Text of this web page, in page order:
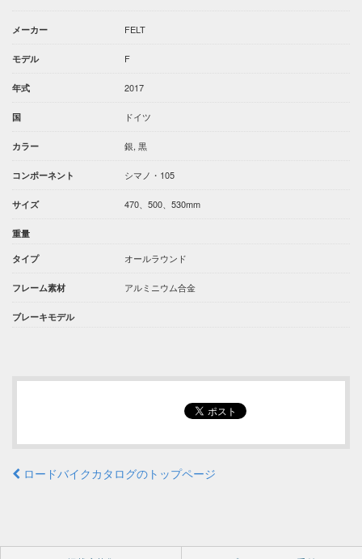
メーカー FELT
モデル F
年式 2017
国 ドイツ
カラー 銀, 黒
コンポーネント シマノ・105
サイズ 470、500、530mm
重量
タイプ オールラウンド
フレーム素材 アルミニウム合金
ブレーキモデル
ロードバイクカタログのトップページ